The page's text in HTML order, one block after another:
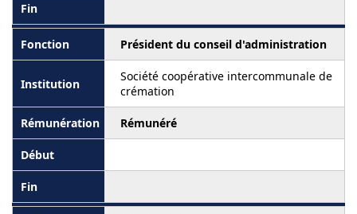
Président du conseil d'administration
Société coopérative intercommunale de
crémation
Rémunéré